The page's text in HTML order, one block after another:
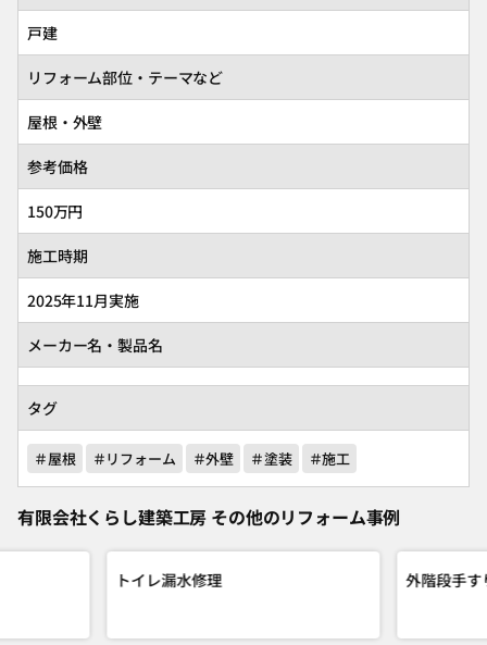
戸建
リフォーム部位・テーマなど
屋根・外壁
参考価格
150万円
施工時期
2025年11月実施
メーカー名・製品名
タグ
＃屋根 ＃リフォーム ＃外壁 ＃塗装 ＃施工
有限会社くらし建築工房 その他のリフォーム事例
トイレ漏水修理 外階段手す